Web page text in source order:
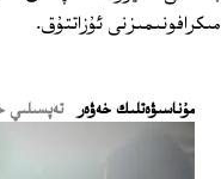
مىكرافونىمىزنى ئۇزاتتۇق.
ﻣﯘﻧﺎﺳﯩﯟﻩﺗﻠﯩﻚ ﺧﻪﯞﻩﺭ تەپسىلىي